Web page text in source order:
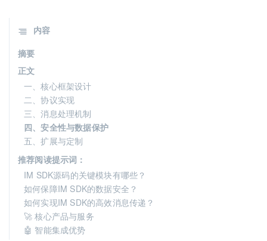
内容
摘要
正文
一、核心框架设计
二、协议实现
三、消息处理机制
四、安全性与数据保护
五、扩展与定制
推荐阅读提示词：
IM SDK源码的关键模块有哪些？
如何保障IM SDK的数据安全？
如何实现IM SDK的高效消息传递？
🚀 核心产品与服务
🤖 智能集成优势